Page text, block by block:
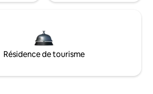
Résidence de tourisme